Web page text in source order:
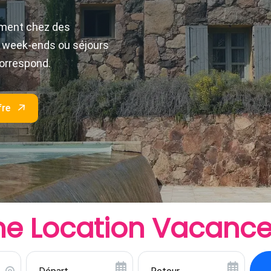
: gîtes, maisons de
d’un séjour
sans
Location